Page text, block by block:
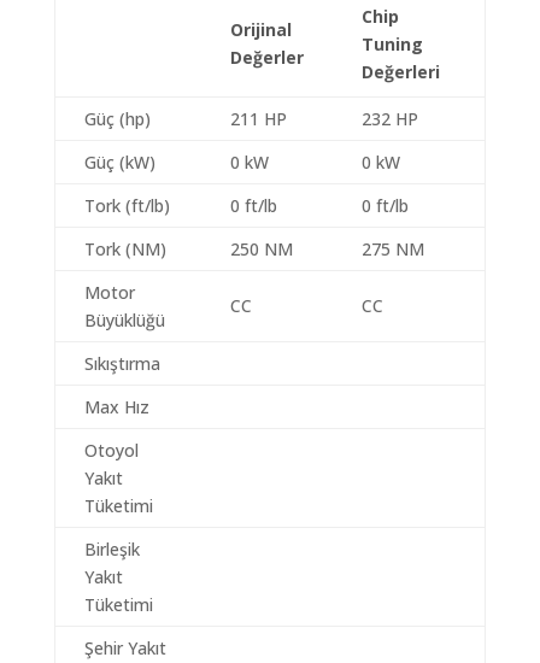
Orijinal
Değerler
Chip
Tuning
Değerleri
Güç (hp) 211 HP
232 HP
Güç (kW)
0 kW
0 kW
Tork (ft/lb)
0 ft/lb
0 ft/lb
Tork (NM)
250 NM
275 NM
Motor
Büyüklüğü
CC CC
Sıkıştırma
Max Hız
Otoyol
Yakıt
Tüketimi
Birleşik
Yakıt
Tüketimi
Şehir Yakıt